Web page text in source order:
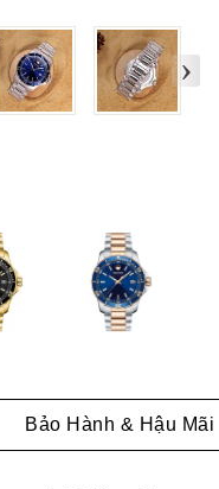
›
Bảo Hành & Hậu Mãi